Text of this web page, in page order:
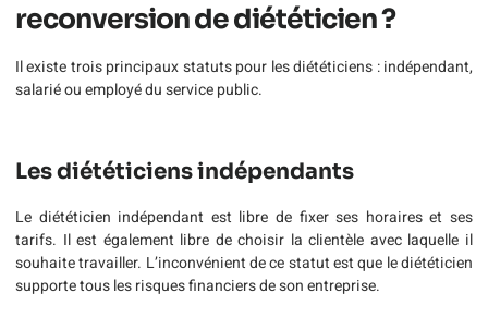
reconversion de diététicien ?
Il existe trois principaux statuts pour les diététiciens : indépendant,
salarié ou employé du service public.
Les diététiciens indépendants
Le diététicien indépendant est libre de fixer ses horaires et ses
tarifs. Il est également libre de choisir la clientèle avec laquelle il
souhaite travailler. L’inconvénient de ce statut est que le diététicien
supporte tous les risques financiers de son entreprise.